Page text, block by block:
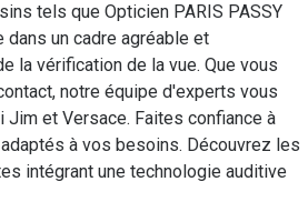
tels que Opticien PARIS PASSY
dans un cadre agréable et
la vérification de la vue. Que vous
notre équipe d'experts vous
et Versace. Faites confiance à
à vos besoins. Découvrez les
intégrant une technologie auditive